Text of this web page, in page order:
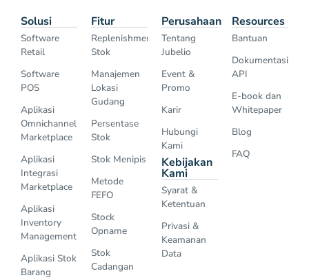
Solusi
Software
Retail
Software
POS
Aplikasi
Omnichannel
Marketplace
Aplikasi
Integrasi
Marketplace
Aplikasi
Inventory
Management
Aplikasi Stok
Barang
Fitur
Replenishment
Stok
Manajemen
Lokasi
Gudang
Persentase
Stok
Stok Menipis
Metode
FEFO
Stock
Opname
Stok
Cadangan
Perusahaan
Tentang
Jubelio
Event &
Promo
Karir
Hubungi
Kami
Kebijakan
Kami
Syarat &
Ketentuan
Privasi &
Keamanan
Data
Resources
Bantuan
Dokumentasi
API
E-book dan
Whitepaper
Blog
FAQ